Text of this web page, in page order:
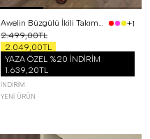
Awelin Büzgülü İkili Takım Sarı
+1
2.499,00TL
2.049,00TL
YAZA ÖZEL %20 İNDİRİM
1.639,20TL
İNDIRIM
YENI ÜRÜN